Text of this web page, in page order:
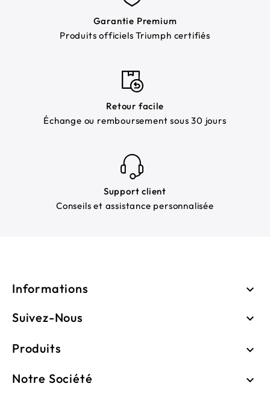
Garantie Premium
Produits officiels Triumph certifiés
Retour facile
Échange ou remboursement sous 30 jours
Support client
Conseils et assistance personnalisée
Informations 
Suivez-Nous 
Produits 
Notre Société 